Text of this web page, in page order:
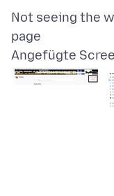
Not seeing the
Angefügte